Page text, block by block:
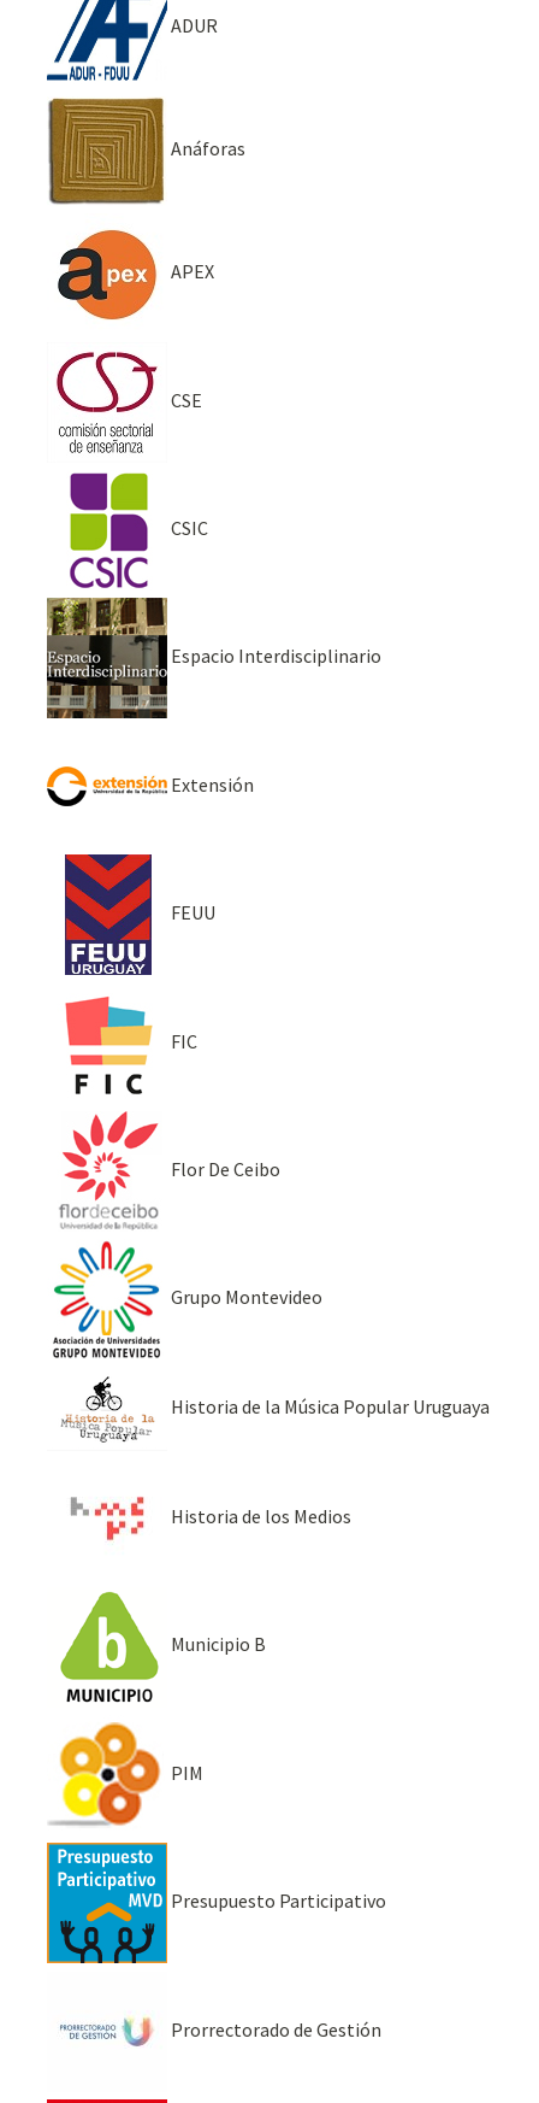
ADUR
Anáforas
APEX
CSE
CSIC
Espacio Interdisciplinario
Extensión
FEUU
FIC
Flor De Ceibo
Grupo Montevideo
Historia de la Música Popular Uruguaya
Historia de los Medios
Municipio B
PIM
Presupuesto Participativo
Prorrectorado de Gestión